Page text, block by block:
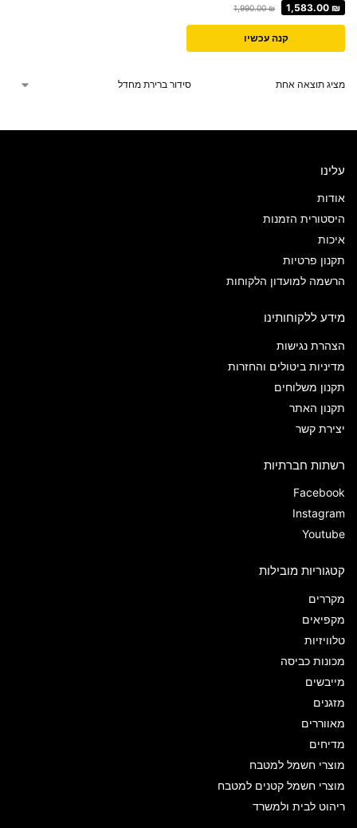
1,990.00₪ 1,583.00 ₪
קנה עכשיו
מציג תוצאה אחת
עלינו
אודות
היסטורית הזמנות
איכות
תקנון פרטיות
הרשמה למועדון הלקוחות
מידע ללקוחותינו
הצהרת נגישות
מדיניות ביטולים והחזרות
תקנון משלוחים
תקנון האתר
יצירת קשר
רשתות חברתיות
Facebook
Instagram
Youtube
קטגוריות מובילות
מקררים
מקפיאים
טלוויזיות
מכונות כביסה
מייבשים
מזגנים
מאווררים
מדיחים
מוצרי חשמל למטבח
מוצרי חשמל קטנים למטבח
ריהוט לבית ולמשרד